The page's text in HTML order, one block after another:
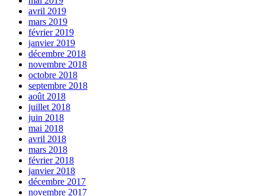
avril 2019
mars 2019
février 2019
janvier 2019
décembre 2018
novembre 2018
octobre 2018
septembre 2018
août 2018
juillet 2018
juin 2018
mai 2018
avril 2018
mars 2018
février 2018
janvier 2018
décembre 2017
novembre 2017